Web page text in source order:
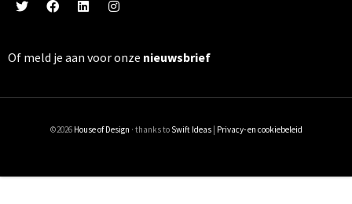
Of meld je aan voor onze nieuwsbrief
©2026 House of Design · thanks to Swift Ideas| Privacy- en cookiebeleid